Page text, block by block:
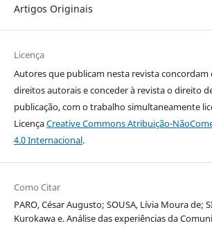
Artigos Originais
Licença
Autores que publicam nesta revista concordam
direitos autorais e conceder à revista o direito
publicação, com o trabalho simultaneamente
LicençaCreative Commons Atribuição-
4.0 Internacional.
Como Citar
PARO, César Augusto; SOUSA, Lívia Moura de;
Kurokawa e. Análise das experiências da